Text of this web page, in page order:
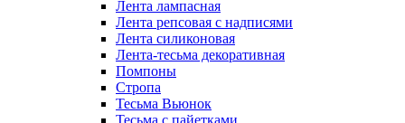
Лента лампасная
Лента репсовая с надписями
Лента силиконовая
Лента-тесьма декоративная
Помпоны
Стропа
Тесьма Вьюнок
Тесьма с пайетками